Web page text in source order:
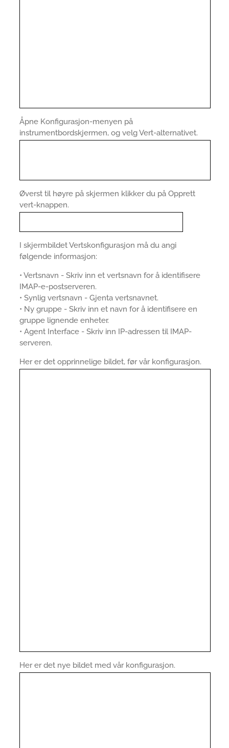
Åpne Konfigurasjon-menyen på
instrumentbordskjermen, og velg Vert-alternativet.
Øverst til høyre på skjermen klikker du på Opprett
vert-knappen.
I skjermbildet Vertskonfigurasjon må du angi
følgende informasjon:
• Vertsnavn - Skriv inn et vertsnavn for å identifisere
IMAP-e-postserveren.
• Synlig vertsnavn - Gjenta vertsnavnet.
• Ny gruppe - Skriv inn et navn for å identifisere en
gruppe lignende enheter.
• Agent Interface - Skriv inn IP-adressen til IMAP-
serveren.
Her er det opprinnelige bildet, før vår konfigurasjon.
Her er det nye bildet med vår konfigurasjon.